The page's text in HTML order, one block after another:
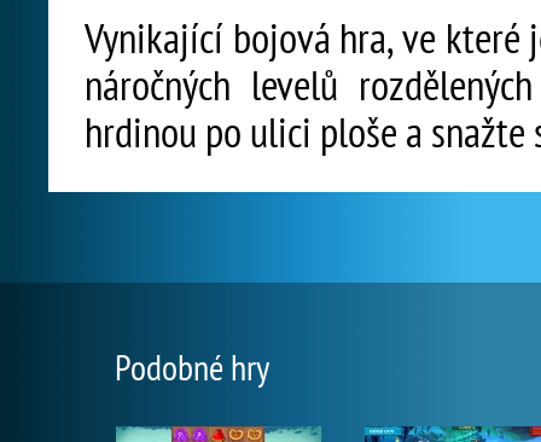
Vynikající bojová hra, ve které
náročných levelů
hrdinou po ulici ploše a
Podobné hry